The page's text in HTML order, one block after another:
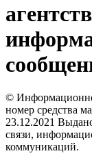
©
номер средства
23.12.2021
связи,
коммуникаций.